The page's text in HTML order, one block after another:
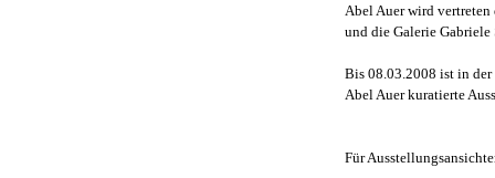
Abel Auer wird
und die Galerie Gabriele
Bis 08.03.2008 ist in
Abel Auer kuratierte
Für